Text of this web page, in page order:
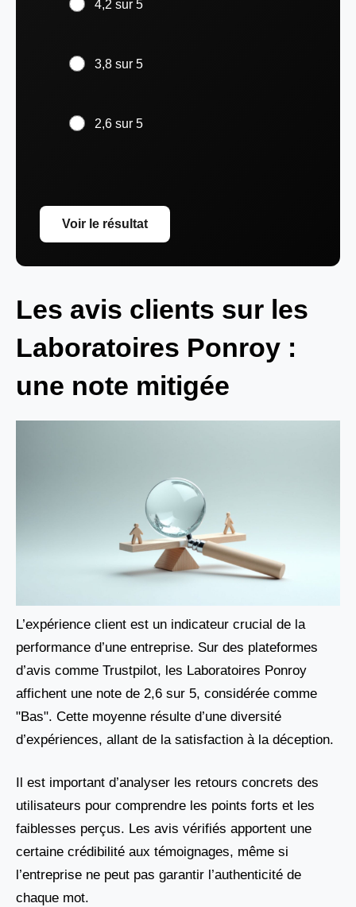
4,2 sur 5
3,8 sur 5
2,6 sur 5
Voir le résultat
Les avis clients sur les
Laboratoires Ponroy :
une note mitigée
L’expérience client est un indicateur crucial de la
performance d’une entreprise. Sur des plateformes
d’avis comme Trustpilot, les Laboratoires Ponroy
affichent une note de 2,6 sur 5, considérée comme
"Bas". Cette moyenne résulte d’une diversité
d’expériences, allant de la satisfaction à la déception.
Il est important d’analyser les retours concrets des
utilisateurs pour comprendre les points forts et les
faiblesses perçus. Les avis vérifiés apportent une
certaine crédibilité aux témoignages, même si
l’entreprise ne peut pas garantir l’authenticité de
chaque mot.